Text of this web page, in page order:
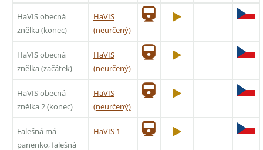
HaVIS obecná
znělka (konec)
HaVIS
(neurčený)
HaVIS obecná
znělka (začátek)
HaVIS
(neurčený)
HaVIS obecná
znělka 2 (konec)
HaVIS
(neurčený)
Falešná má
panenko, falešná
HaVIS 1